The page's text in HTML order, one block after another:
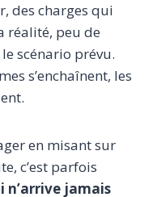
des charges qui
réalité, peu de
scénario prévu.
s’enchaînent, les
en misant sur
c’est parfois
jamais